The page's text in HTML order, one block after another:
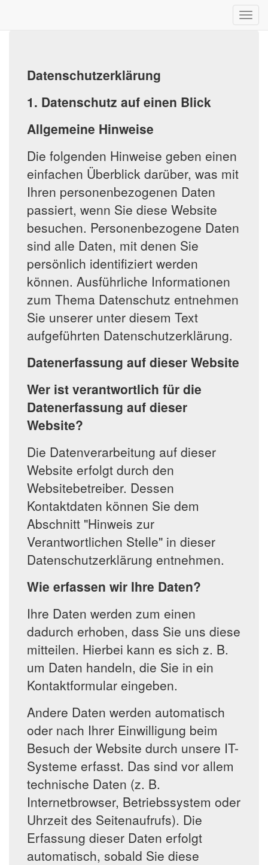
Datenschutzerklärung
1. Datenschutz auf einen Blick
Allgemeine Hinweise
Die folgenden Hinweise geben einen
einfachen Überblick darüber, was mit
Ihren personenbezogenen Daten
passiert, wenn Sie diese Website
besuchen. Personenbezogene Daten
sind alle Daten, mit denen Sie
persönlich identifiziert werden
können. Ausführliche Informationen
zum Thema Datenschutz entnehmen
Sie unserer unter diesem Text
aufgeführten Datenschutzerklärung.
Datenerfassung auf dieser Website
Wer ist verantwortlich für die
Datenerfassung auf dieser
Website?
Die Datenverarbeitung auf dieser
Website erfolgt durch den
Websitebetreiber. Dessen
Kontaktdaten können Sie dem
Abschnitt "Hinweis zur
Verantwortlichen Stelle" in dieser
Datenschutzerklärung entnehmen.
Wie erfassen wir Ihre Daten?
Ihre Daten werden zum einen
dadurch erhoben, dass Sie uns diese
mitteilen. Hierbei kann es sich z. B.
um Daten handeln, die Sie in ein
Kontaktformular eingeben.
Andere Daten werden automatisch
oder nach Ihrer Einwilligung beim
Besuch der Website durch unsere IT-
Systeme erfasst. Das sind vor allem
technische Daten (z. B.
Internetbrowser, Betriebssystem oder
Uhrzeit des Seitenaufrufs). Die
Erfassung dieser Daten erfolgt
automatisch, sobald Sie diese